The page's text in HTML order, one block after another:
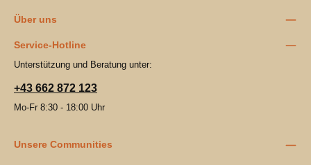
Über uns
Service-Hotline
Unterstützung und Beratung unter:
+43 662 872 123
Mo-Fr 8:30 - 18:00 Uhr
Unsere Communities